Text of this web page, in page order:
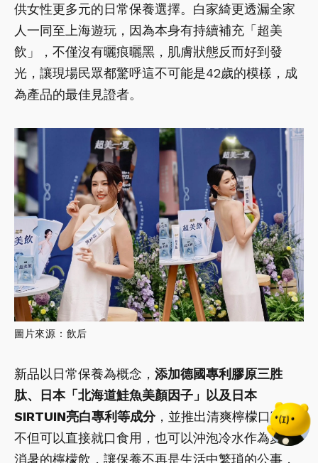
供女性更多元的日常保養選擇。白家綺更透漏全家
人一同至上海遊玩，因為本身有持續補充「超美
飲」，不僅沒有曬痕曬黑，肌膚狀態反而好到發
光，讓現場民眾都驚呼這不可能是42歲的模樣，成
為產品的最佳見證者。
圖片來源：飲后
新品以日常保養為概念， 添加德國專利膠原三胜
肽、日本「北海道鮭魚美顏因子」以及日本
SIRTUIN亮白專利等成分，並推出清爽檸檬口味。
不但可以直接就口食用，也可以沖泡冷水作為夏日
消暑的檸檬飲，讓保養不再是生活中繁瑣的公事，